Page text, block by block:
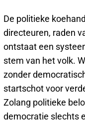
De politieke
directeuren, raden
ontstaat een
stem van het volk.
zonder
startschot voor
Zolang politieke
democratie slechts